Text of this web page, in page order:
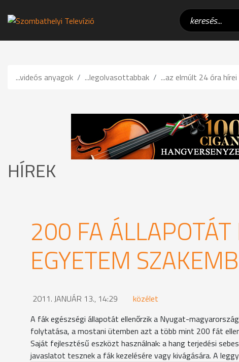
...videós anyagok ...legolvasottabbak ...az elmúlt 24 óra hírei
HÍREK
200 FA
EGYETEM
2011. JANUÁR 13., 14:29
közélet
A fák egészségi állapotát ellenőrzik a Nyugat-
folytatása, a mostani ütemben azt a több mint 200 fát
Saját fejlesztésű eszközt használnak: a hang terjedési
javaslatot tesznek a fák kezelésére vagy kivágására. A